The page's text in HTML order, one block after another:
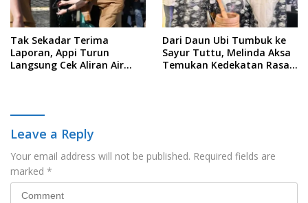
Tak Sekadar Terima
Laporan, Appi Turun
Langsung Cek Aliran Air
Dari Daun Ubi Tumbuk ke
Sayur Tuttu, Melinda Aksa
Temukan Kedekatan Rasa
Leave a Reply
Your email address will not be published. Required fields are
marked *